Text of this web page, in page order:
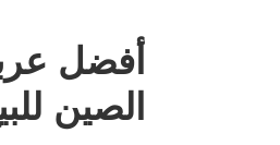
أفضل
الصين